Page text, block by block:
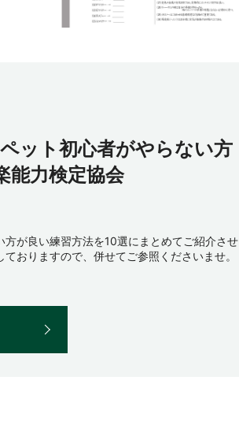
ット初心者がやらない方
能力検定協会
が良い練習方法を10選にまとめてご紹介させ
おりますので、併せてご参照くださいませ。